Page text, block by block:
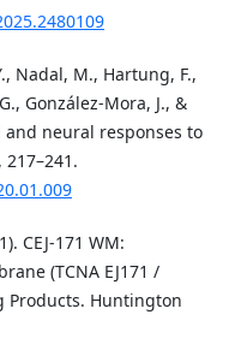
Nadal, M., Hartung, F.,
González-Mora, J., &
and neural responses to
CEJ-171 WM:
(TCNA EJ171 /
Products. Huntington